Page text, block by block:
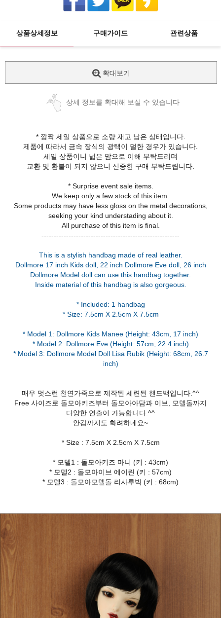
상품상세정보 구매가이드 관련상품
확대보기
상세 정보를 확대해 보실 수 있습니다
* 깜짝 세일 상품으로 소량 재고 남은 상태입니다.
제품에 따라서 금속 장식의 광택이 덜한 경우가 있습니다.
세일 상품이니 넓은 맘으로 이해 부탁드리며
교환 및 환불이 되지 않으니 신중한 구매 부탁드립니다.
* Surprise event sale items.
We keep only a few stock of this item.
Some products may have less gloss on the metal decorations,
seeking your kind understading about it.
All purchase of this item is final.
This is a stylish handbag made of real leather.
Dollmore 17 inch Kids doll, 22 inch Dollmore Eve doll, 26 inch
Dollmore Model doll can use this handbag together.
Inside material of this handbag is also gorgeous.
* Included: 1 handbag
* Size: 7.5cm X 2.5cm X 7.5cm
* Model 1: Dollmore Kids Manee (Height: 43cm, 17 inch)
* Model 2: Dollmore Eve (Height: 57cm, 22.4 inch)
* Model 3: Dollmore Model Doll Lisa Rubik (Height: 68cm, 26.7
매우 멋스런 천연가죽으로 제작된 세련된 핸드백입니다.^^
Free 사이즈로 돌모아키즈부터 돌모아아담과 이브, 모델돌까지
다양한 연출이 가능합니다.^^
안감까지도 화려하네요~
* Size : 7.5cm X 2.5cm X 7.5cm
* 모델1 : 돌모아키즈 마니 (키 : 43cm)
* 모델2 : 돌모아이브 에이린 (키 : 57cm)
* 모델3 : 돌모아모델돌 리사루빅 (키 : 68cm)